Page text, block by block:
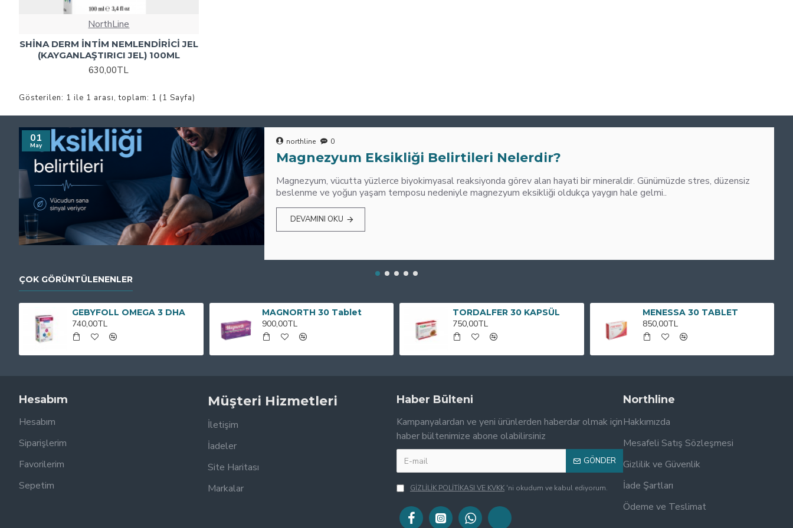
NorthLine
SHİNA DERM İNTİM NEMLENDİRİCİ JEL
(KAYGANLAŞTIRICI JEL) 100ML
630,00TL
Gösterilen: 1 ile 1 arası, toplam: 1 (1 Sayfa)
01
May northline 0
Magnezyum Eksikliği Belirtileri Nelerdir?
Magnezyum, vücutta yüzlerce biyokimyasal reaksiyonda görev alan hayati bir mineraldir. Günümüzde stres, düzensiz
beslenme ve yoğun yaşam temposu nedeniyle magnezyum eksikliği oldukça yaygın hale gelmi..
DEVAMINI OKU
ÇOK GÖRÜNTÜLENENLER
GEBYFOLL OMEGA 3 DHA
740,00TL
MAGNORTH 30 Tablet
900,00TL
TORDALFER 30 KAPSÜL
750,00TL
MENESSA 30 TABLET
850,00TL
Hesabım
Hesabım
Siparişlerim
Favorilerim
Sepetim
Müşteri Hizmetleri
İletişim
İadeler
Site Haritası
Markalar
Haber Bülteni
Kampanyalardan ve yeni ürünlerden haberdar olmak için
haber bültenimize abone olabilirsiniz
GÖNDER
GİZLİLİK POLİTİKASI VE KVKK 'ni okudum ve kabul ediyorum.
Northline
Hakkımızda
Mesafeli Satış Sözleşmesi
Gizlilik ve Güvenlik
İade Şartları
Ödeme ve Teslimat